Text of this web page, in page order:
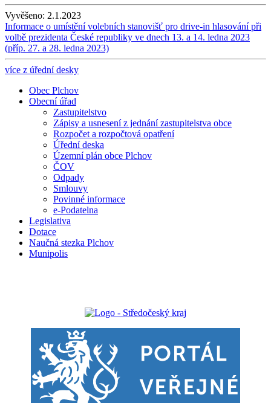
Vyvěšeno: 2.1.2023
Informace o umístění volebních stanovišť pro drive-in hlasování při
volbě prezidenta České republiky ve dnech 13. a 14. ledna 2023
(příp. 27. a 28. ledna 2023)
více z úřední desky
Obec Plchov
Obecní úřad
Zastupitelstvo
Zápisy a usnesení z jednání zastupitelstva obce
Rozpočet a rozpočtová opatření
Úřední deska
Územní plán obce Plchov
ČOV
Odpady
Smlouvy
Povinné informace
e-Podatelna
Legislativa
Dotace
Naučná stezka Plchov
Munipolis